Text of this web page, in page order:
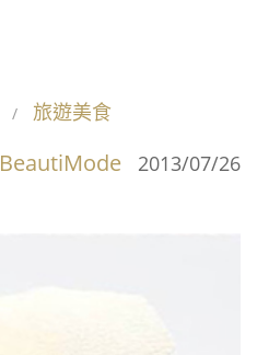
旅遊美食
BeautiMode 2013/07/26